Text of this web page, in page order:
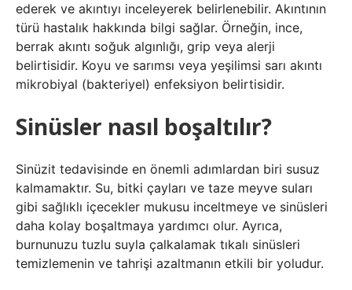
ederek ve akıntıyı inceleyerek belirlenebilir. Akıntının
türü hastalık hakkında bilgi sağlar. Örneğin, ince,
berrak akıntı soğuk algınlığı, grip veya alerji
belirtisidir. Koyu ve sarımsı veya yeşilimsi sarı akıntı
mikrobiyal (bakteriyel) enfeksiyon belirtisidir.
Sinüsler nasıl boşaltılır?
Sinüzit tedavisinde en önemli adımlardan biri susuz
kalmamaktır. Su, bitki çayları ve taze meyve suları
gibi sağlıklı içecekler mukusu inceltmeye ve sinüsleri
daha kolay boşaltmaya yardımcı olur. Ayrıca,
burnunuzu tuzlu suyla çalkalamak tıkalı sinüsleri
temizlemenin ve tahrişi azaltmanın etkili bir yoludur.